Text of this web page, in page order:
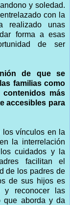
y soledad.
con la
realizado unas
forma a esas
de ser
de que se
familias como
más
accesibles para
los vínculos en la
la interrelación
cuidados y la
facilitan el
de los padres de
de sus hijos es
y reconocer las
que aborda y da